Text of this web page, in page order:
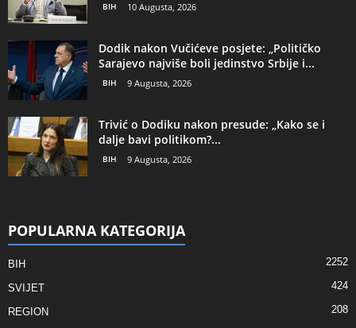
BIH 10 Augusta, 2026
Dodik nakon Vučićeve posjete: „Političko
Sarajevo najviše boli jedinstvo Srbije i...
BIH 9 Augusta, 2026
Trivić o Dodiku nakon presude: „Kako se i
dalje bavi politikom?...
BIH 9 Augusta, 2026
POPULARNA KATEGORIJA
BIH 2252
SVIJET 424
REGION
208